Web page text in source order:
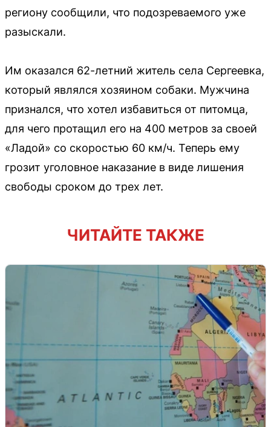
региону сообщили, что подозреваемого уже
разыскали.
Им оказался 62-летний житель села Сергеевка,
который являлся хозяином собаки. Мужчина
признался, что хотел избавиться от питомца,
для чего протащил его на 400 метров за своей
«Ладой» со скоростью 60 км/ч. Теперь ему
грозит уголовное наказание в виде лишения
свободы сроком до трех лет.
ЧИТАЙТЕ ТАКЖЕ